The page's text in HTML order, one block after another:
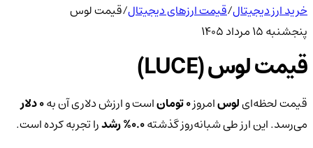
خرید ارز دیجیتال/قیمت ارزهای دیجیتال/قیمت لوس
پنجشنبه ۱۵ مرداد ۱۴۰۵
قیمت لوس (LUCE)
قیمت لحظه‌ایلوسامروز0 تومان است و ارزش دلاری آن به0 دلار
می‌رسد. این ارز طی شبانه‌روز گذشته0.0% رشدرا تجربه کرده است.